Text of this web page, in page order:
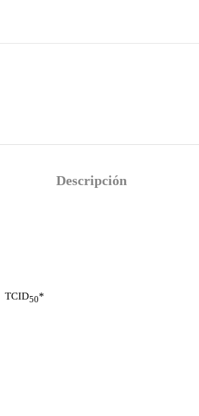
Descripción
TCID50*